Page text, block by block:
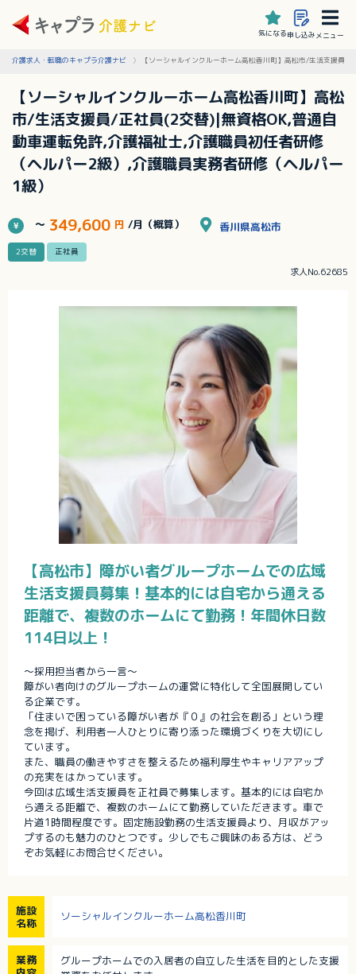
気になる申し込みメニュー
介護求人・転職のキャプラ介護ナビ 【ソーシャルインクルーホーム高松香川町】高松市/生活支援員/
【ソーシャルインクルーホーム高松香川町】高松
市/生活支援員/正社員(2交替)|無資格OK,普通自
動車運転免許,介護福祉士,介護職員初任者研修
（ヘルパー2級）,介護職員実務者研修（ヘルパー
1級）
～ 349,600 円 /月（概算） 香川県高松市
2交替 正社員
求人No.62685
【高松市】障がい者グループホームでの広域
生活支援員募集！基本的には自宅から通える
距離で、複数のホームにて勤務！年間休日数
114日以上！
～採用担当者から一言～
障がい者向けのグループホームの運営に特化して全国展開してい
る企業です。
「住まいで困っている障がい者が『０』の社会を創る」という理
念を掲げ、利用者一人ひとりに寄り添った環境づくりを大切にし
ています。
また、職員の働きやすさを整えるため福利厚生やキャリアアップ
の充実をはかっています。
今回は広域生活支援員を正社員で募集します。基本的には自宅か
ら通える距離で、複数のホームにて勤務していただきます。車で
片道1時間程度です。固定施設勤務の生活支援員より、月収がアッ
プするのも魅力のひとつです。少しでもご興味のある方は、どう
ぞお気軽にお問合せください。
施設
名称
ソーシャルインクルーホーム高松香川町
業務
グループホームでの入居者の自立した生活を目的とした支援